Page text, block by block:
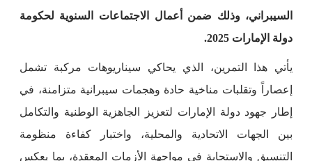
السيبراني، وذلك ضمن أعمال الاجتماعات السنوية لحكومة
دولة الإمارات 2025.
يأتي هذا التمرين، الذي يحاكي سيناريوهات مركبة تشمل
إعصاراً وتقلبات مناخية حادة وهجمات سيبرانية متزامنة، في
إطار جهود دولة الإمارات لتعزيز الجاهزية الوطنية والتكامل
بين الجهات الاتحادية والمحلية، واختبار كفاءة منظومة
التنسيق والاستجابة في مواجهة الأزمات المعقدة، بما يعكس